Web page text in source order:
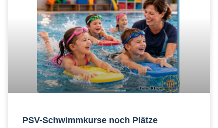
PSV-Schwimmkurse noch Plätze